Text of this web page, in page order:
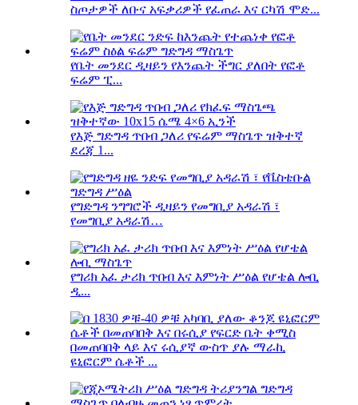
ስጦታዎች ለቡና አፍቃሪዎች የፈጠራ እና ርካሽ ሞድ...
የቤት መንደር ዲዛይን የእንጨት ችግር ያለበት የፎቶ
ፍሬም ፒ...
የእጅ ግድግዳ ጥበብ ጋለሪ የፍሬም ማስጌጥ ዝቅተኛ
ደረጃ 1...
የግድግዳ ንግግሮች ዲዛይን የመግቢያ አዳራሽ ፣
የመግቢያ አዳራሽ…
የግሪክ አፈ ታሪክ ጥበብ እና እምነት ሥዕል የሆቴል ሎቢ
ዲ...
በመጠባበቅ ላይ እና ሩሲያኛ ውስጥ ያሉ ማራኪ
ዩኒፎርም ሴቶች ...